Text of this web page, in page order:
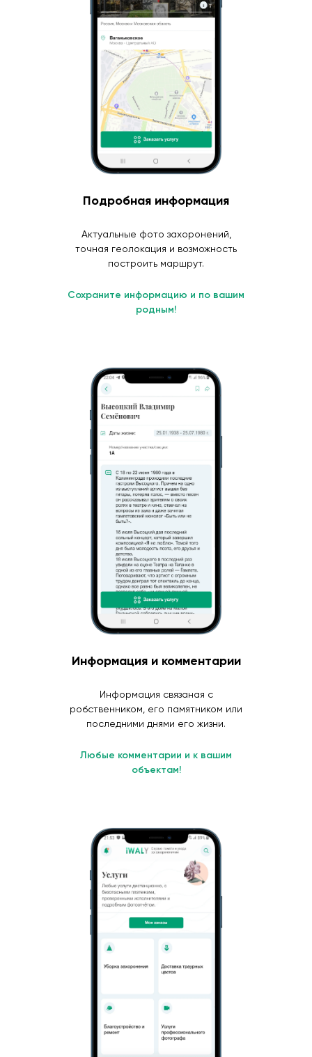
Подробная информация
Актуальные фото захоронений,
точная геолокация и возможность
построить маршрут.
Сохраните информацию и по вашим
родным!
Информация и комментарии
Информация связаная с
робственником, его памятником или
последними днями его жизни.
Любые комментарии и к вашим
объектам!